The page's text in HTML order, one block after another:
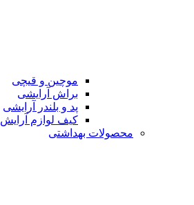
موچین و قیچی
براش آرایشی
پد و بلندر آرایشی
کیف لوازم آرایش
محصولات بهداشتی